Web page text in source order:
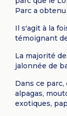
Parc a
Il s'agit à la
témoignant
La majorité
jalonnée de
Dans ce
alpagas,
exotiques,